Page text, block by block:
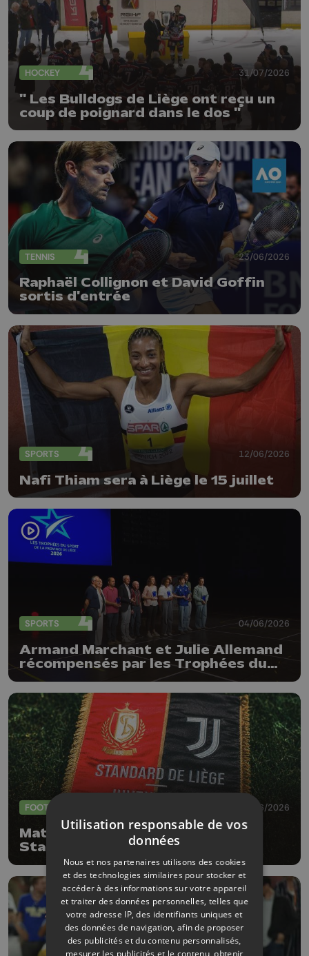
HOCKEY 31/07/2026
" Les Bulldogs de Liège ont reçu un
coup de poignard dans le dos "
TENNIS 23/06/2026
Raphaël Collignon et David Goffin
sortis d'entrée
SPORTS 12/06/2026
Nafi Thiam sera à Liège le 15 juillet
SPORTS 04/06/2026
Armand Marchant et Julie Allemand
récompensés par les Trophées du
sport de la Province de Liège
FOOTBALL 01/06/2026
Match de gala à Sclessin, le
Standard accueillera la Juventus
Utilisation responsable de vos
données
Nous et nos partenaires utilisons des cookies
et des technologies similaires pour stocker et
accéder à des informations sur votre appareil
et traiter des données personnelles, telles que
votre adresse IP, des identifiants uniques et
des données de navigation, afin de proposer
des publicités et du contenu personnalisés,
mesurer les publicités et le contenu, obtenir